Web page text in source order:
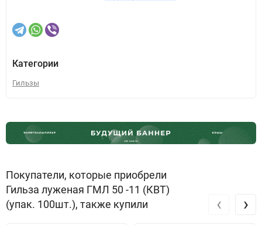
Категории
Гильзы
Покупатели, которые приобрели
Гильза луженая ГМЛ 50 -11 (КВТ)
(упак. 100шт.), также купили
‹ ›